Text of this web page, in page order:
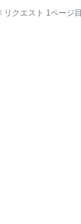
リクエスト 1ページ目